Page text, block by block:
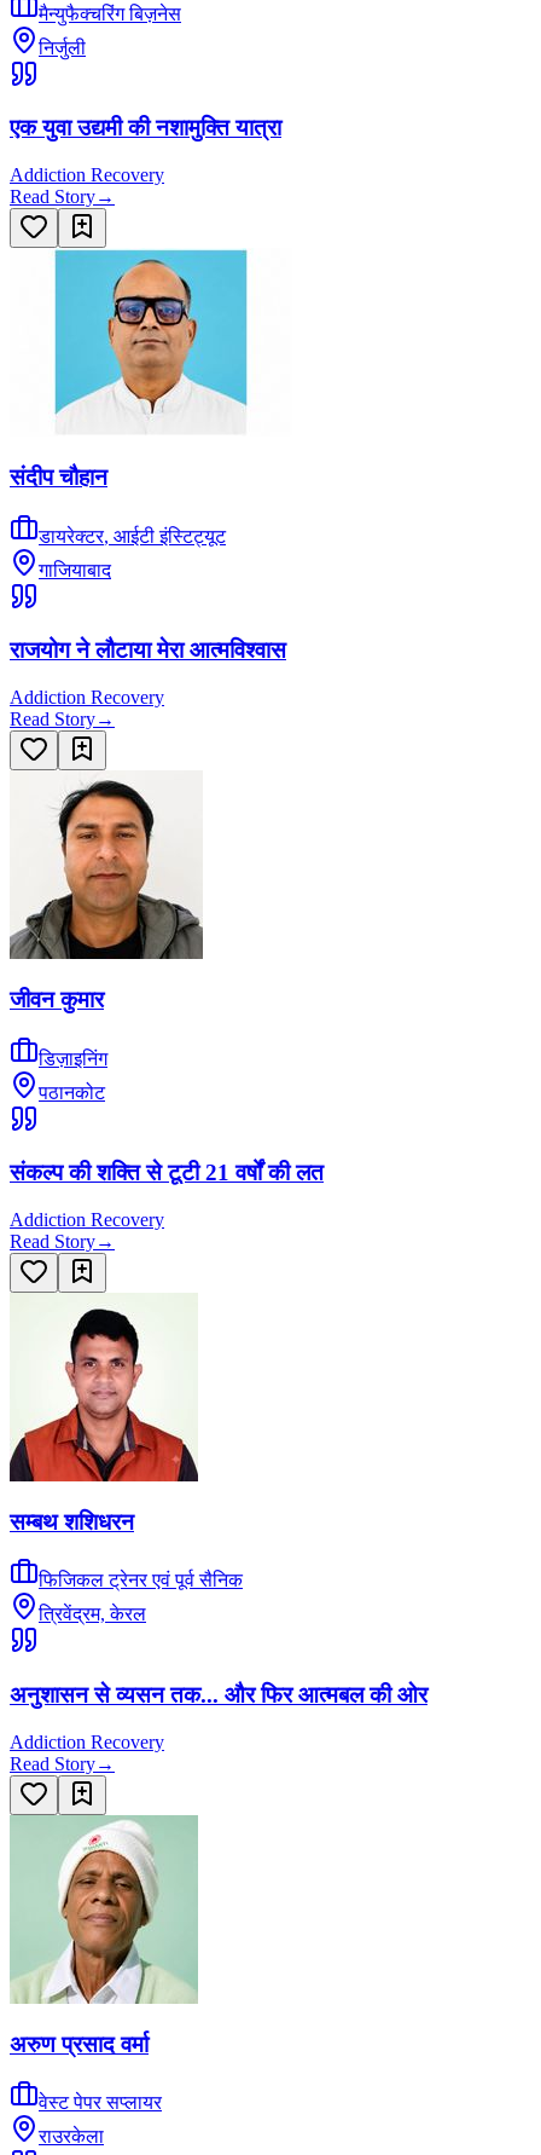
मैन्युफैक्चरिंग बिज़नेस
निर्जुली
एक युवा उद्यमी की नशामुक्ति यात्रा
Addiction Recovery
Read Story→
संदीप चौहान
डायरेक्टर, आईटी इंस्टिट्यूट
गाजियाबाद
राजयोग ने लौटाया मेरा आत्मविश्वास
Addiction Recovery
Read Story→
जीवन कुमार
डिज़ाइनिंग
पठानकोट
संकल्प की शक्ति से टूटी 21 वर्षों की लत
Addiction Recovery
Read Story→
सम्बथ शशिधरन
फिजिकल ट्रेनर एवं पूर्व सैनिक
त्रिवेंद्रम, केरल
अनुशासन से व्यसन तक... और फिर आत्मबल की ओर
Addiction Recovery
Read Story→
अरुण प्रसाद वर्मा
वेस्ट पेपर सप्लायर
राउरकेला